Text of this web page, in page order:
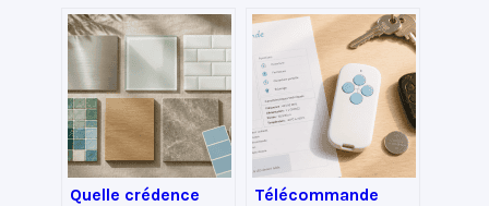
Quelle crédence
Télécommande